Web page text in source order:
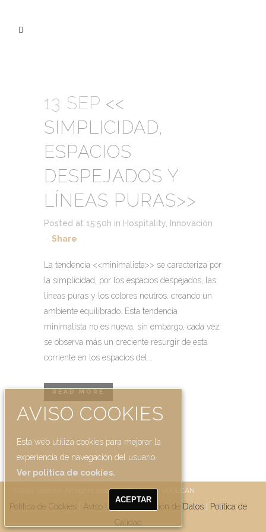
13 SEP <<
SIMPLICIDAD,
ESPACIOS
DESPEJADOS Y
LÍNEAS PURAS>>
Posted at 15:50h in Hospitality
Innovación
Share
La tendencia <<minimalista>> se caracteriza por
la simplicidad, por los espacios despejados, las
líneas puras y los colores neutros, creando un
ambiente equilibrado. Esta tendencia
minimalista no es nueva, sin embargo, cada vez
se observa más un creciente resurgir de esta
corriente en los espacios del...
READ MORE
©2022 Voolcan. All rights reserved. Design by VOOLCAN
Política de Cookies Aviso Legal Protección de Datos
Política de
Calidad
AVISO COOKIES
Esta web utiliza cookies para mejorar la
experiencia de navegación del usuario.
Ver politica de cookies.
ACEPTAR